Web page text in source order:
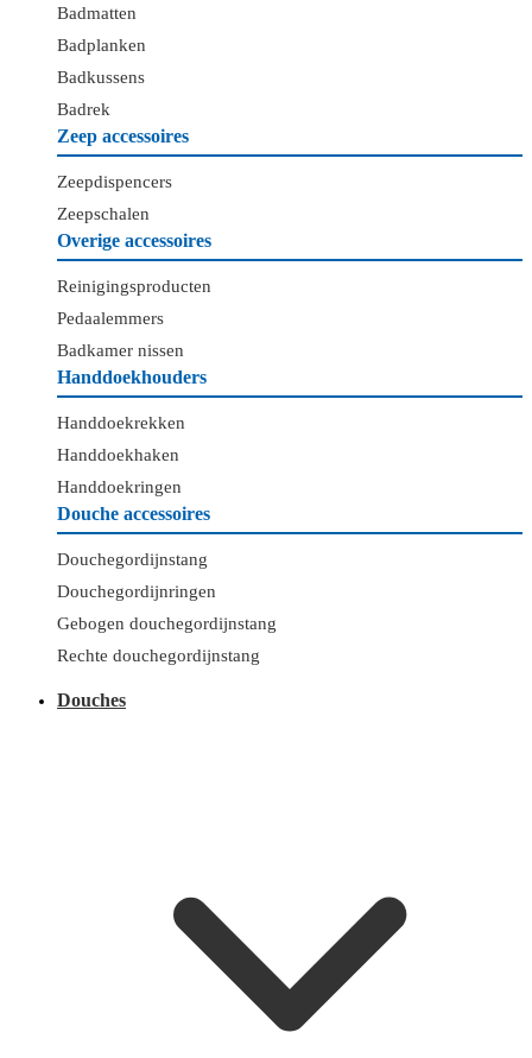
Badmatten
Badplanken
Badkussens
Badrek
Zeep accessoires
Zeepdispencers
Zeepschalen
Overige accessoires
Reinigingsproducten
Pedaalemmers
Badkamer nissen
Handdoekhouders
Handdoekrekken
Handdoekhaken
Handdoekringen
Douche accessoires
Douchegordijnstang
Douchegordijnringen
Gebogen douchegordijnstang
Rechte douchegordijnstang
Douches